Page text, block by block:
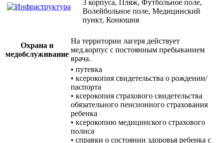
3 корпуса, Пляж, Футбольное поле,
Волейбольное поле, Медицинский
пункт, Конюшня
Охрана и
медобслуживание
На территории лагеря действует
мед.корпус с постоянным пребыванием
врача.
• путевка
• ксерокопия свидетельства о рождении/
паспорта
• ксерокопия страхового свидетельства
обязательного пенсионного страхования
ребенка
• ксерокопию медицинского страхового
полиса
• справки о состоянии здоровья ребенка с